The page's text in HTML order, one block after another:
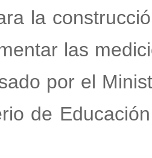
la
las
por el
de